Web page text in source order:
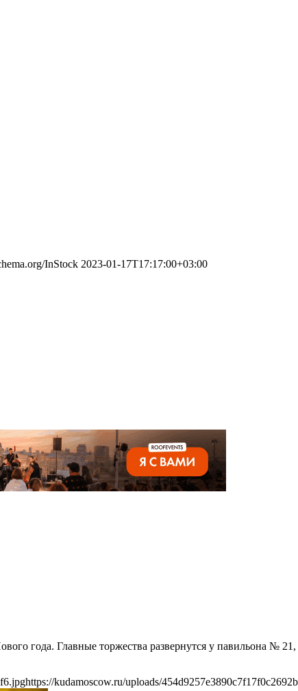
InStock 2023-01-17T17:17:00+03:00
года. Главные торжества развернутся у павильона №
https://kudamoscow.ru/uploads/